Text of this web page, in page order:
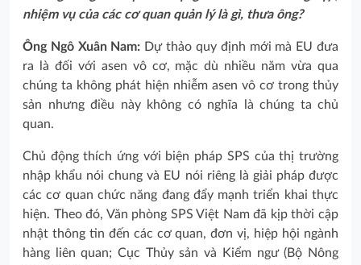
nhiệm vụ của các cơ quan quản lý là gì, thưa ông?
Ông Ngô Xuân Nam: Dự thảo quy định mới mà EU đưa
ra là đối với asen vô cơ, mặc dù nhiều năm vừa qua
chúng ta không phát hiện nhiễm asen vô cơ trong thủy
sản nhưng điều này không có nghĩa là chúng ta chủ
quan.
Chủ động thích ứng với biện pháp SPS của thị trường
nhập khẩu nói chung và EU nói riêng là giải pháp được
các cơ quan chức năng đang đẩy mạnh triển khai thực
hiện. Theo đó, Văn phòng SPS Việt Nam đã kịp thời cập
nhật thông tin đến các cơ quan, đơn vị, hiệp hội ngành
hàng liên quan; Cục Thủy sản và Kiểm ngư (Bộ Nông